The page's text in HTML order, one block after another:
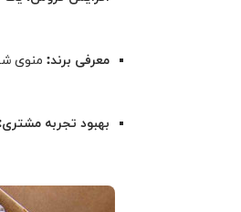
معرفی برند: منوی
بهبود تجربه